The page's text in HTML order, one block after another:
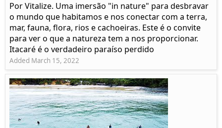
Por Vitalize. Uma imersão "in nature" para desbravar
o mundo que habitamos e nos conectar com a terra,
mar, fauna, flora, rios e cachoeiras. Este é o convite
para ver o que a natureza tem a nos proporcionar.
Itacaré é o verdadeiro paraíso perdido
Added March 15, 2022